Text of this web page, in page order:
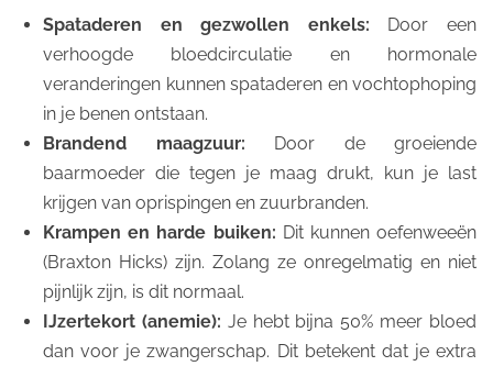
Spataderen en gezwollen enkels: Door een
verhoogde bloedcirculatie en hormonale
veranderingen kunnen spataderen en vochtophoping
in je benen ontstaan.
Brandend maagzuur: Door de groeiende
baarmoeder die tegen je maag drukt, kun je last
krijgen van oprispingen en zuurbranden.
Krampen en harde buiken: Dit kunnen oefenweeën
(Braxton Hicks) zijn. Zolang ze onregelmatig en niet
pijnlijk zijn, is dit normaal.
IJzertekort (anemie): Je hebt bijna 50% meer bloed
dan voor je zwangerschap. Dit betekent dat je extra